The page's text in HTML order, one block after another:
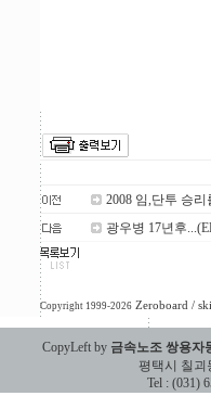
2008 임,단투 승
광우병 17년후
Copyright 1999-2026 Zeroboard /
CopyLeft by 금속노조 쌍용자
평택시 칠괴동
Tel : (031)